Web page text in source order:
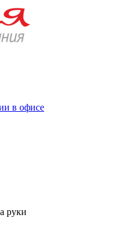
в офисе
руки